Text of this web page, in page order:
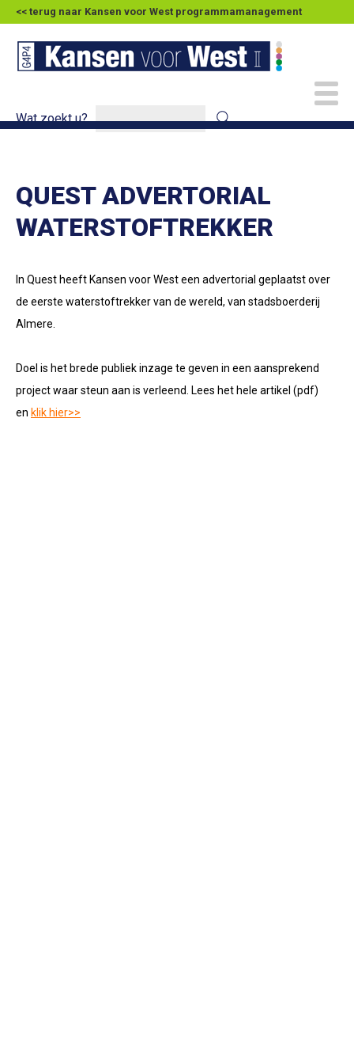
<< terug naar Kansen voor West programmamanagement
Wat zoekt u?
QUEST ADVERTORIAL
WATERSTOFTREKKER
In Quest heeft Kansen voor West een advertorial geplaatst over
de eerste waterstoftrekker van de wereld, van stadsboerderij
Almere.
Doel is het brede publiek inzage te geven in een aansprekend
project waar steun aan is verleend. Lees het hele artikel (pdf)
en klik hier>>